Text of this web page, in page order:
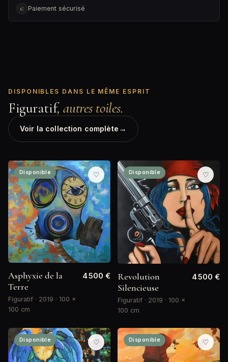
€ Paiement sécurisé
DISPONIBLES DANS LE MÊME ESPRIT
Figuratif, autres toiles.
Voir la collection complète →
Disponible ♡
Asphyxie de la
Terre
Figuratif · 2019 · 100 ×
100 cm
4 500 €
Disponible ♡
Revolution
Silencieuse
Figuratif · 2019 · 100 ×
100 cm
4 500 €
Disponible ♡ Disponible ♡